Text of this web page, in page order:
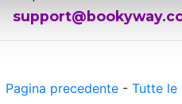
Pagina precedente- Tutte le